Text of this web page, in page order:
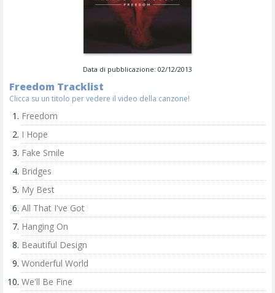
Data di pubblicazione: 02/12/2013
Freedom Tracklist
Clicca su un titolo per vedere il video della canzone!
Freedom
I Hope
Fake Smile
Bridges
My Best
All That I've Got
Hanging On
Beautiful Design
Wonderful World
We'll Be Fine